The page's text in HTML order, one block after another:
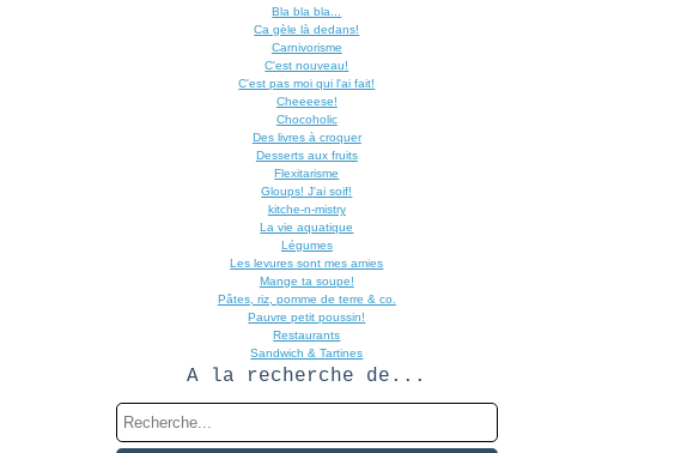
Bla bla bla...
Ca gèle là dedans!
Carnivorisme
C'est nouveau!
C'est pas moi qui l'ai fait!
Cheeeese!
Chocoholic
Des livres à croquer
Desserts aux fruits
Flexitarisme
Gloups! J'ai soif!
kitche-n-mistry
La vie aquatique
Légumes
Les levures sont mes amies
Mange ta soupe!
Pâtes, riz, pomme de terre & co.
Pauvre petit poussin!
Restaurants
Sandwich & Tartines
A la recherche de...